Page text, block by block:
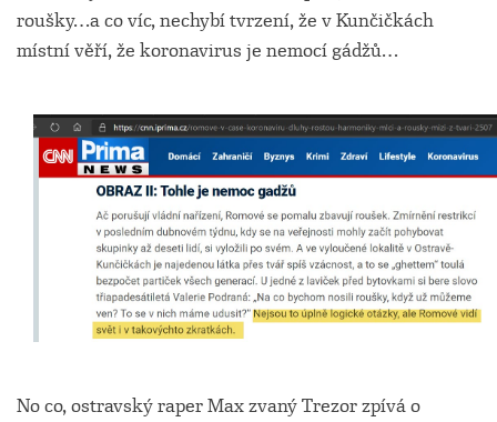
roušky…a co víc, nechybí tvrzení, že v Kunčičkách
místní věří, že koronavirus je nemocí gádžů…
No co, ostravský raper Max zvaný Trezor zpívá o